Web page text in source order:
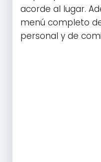
acorde al lugar.
menú completo
personal y de